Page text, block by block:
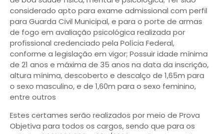
considerado apto para exame admissional com perfil
para Guarda Civil Municipal, e para o porte de armas
de fogo em avaliação psicológica realizada por
profissional credenciado pela Polícia Federal,
conforme a legislação em vigor; Possuir idade mínima
de 21 anos e máxima de 35 anos na data da inscrição,
altura mínima, descoberto e descalço de 1,65m para
o sexo masculino, e de 1,60m para o sexo feminino,
entre outros
Estes certames serão realizados por meio de Prova
Objetiva para todos os cargos, sendo que para os